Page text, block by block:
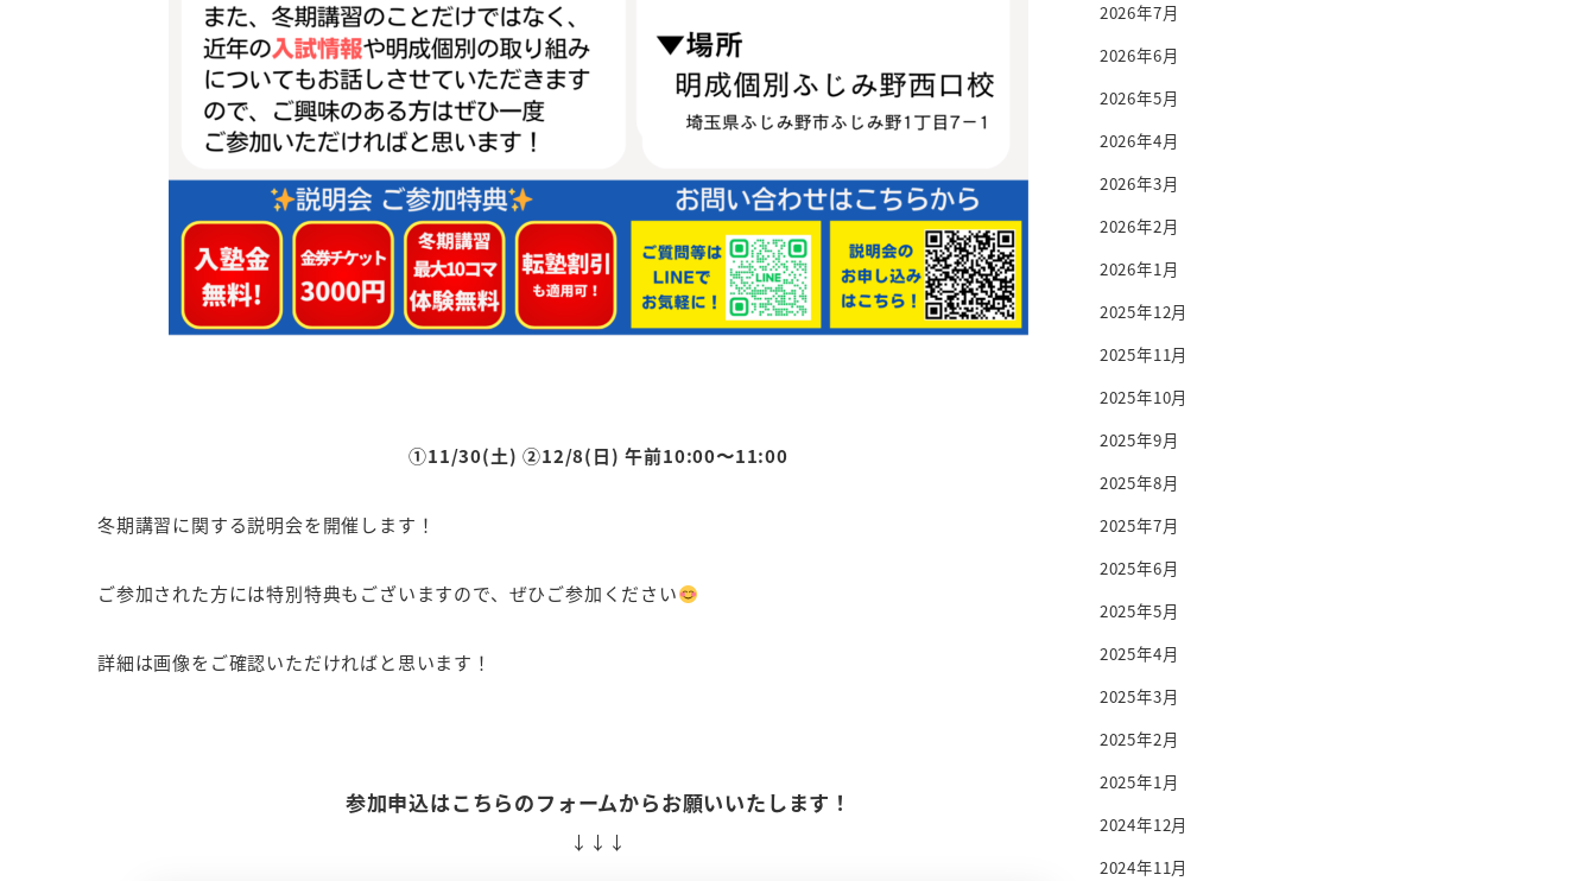
①11/30(土) ②12/8(日) 午前10:00〜11:00
冬期講習に関する説明会を開催します！
ご参加された方には特別特典もございますので、ぜひご参加ください
詳細は画像をご確認いただければと思います！
参加申込はこちらのフォームからお願いいたします！
↓↓↓
2026年7月
2026年6月
2026年5月
2026年4月
2026年3月
2026年2月
2026年1月
2025年12月
2025年11月
2025年10月
2025年9月
2025年8月
2025年7月
2025年6月
2025年5月
2025年4月
2025年3月
2025年2月
2025年1月
2024年12月
2024年11月